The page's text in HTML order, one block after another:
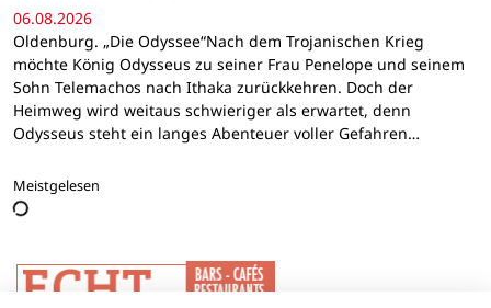
06.08.2026
Oldenburg. „Die Odyssee“Nach dem Trojanischen Krieg
möchte König Odysseus zu seiner Frau Penelope und seinem
Sohn Telemachos nach Ithaka zurückkehren. Doch der
Heimweg wird weitaus schwieriger als erwartet, denn
Odysseus steht ein langes Abenteuer voller Gefahren…
Meistgelesen